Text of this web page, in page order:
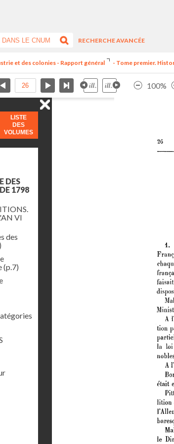
RECHERCHE AVANCÉE
et des colonies - Rapport général - Tome premier.
100%
LISTE
DES
VOLUMES
DES
1798
VI
des
(p.7)